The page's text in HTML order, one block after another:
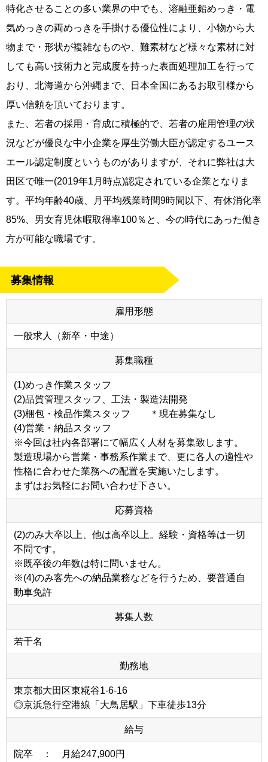
特化させることの多い業界の中でも、溶融亜鉛めっき・電
気めっきの両めっきを手掛ける優位性により、小物から大
物まで・形状が複雑なものや、難素材など様々な素材に対
しても高い技術力と完成度を持った表面処理加工を行って
おり、北海道から沖縄まで、日本全国にあるお取引様から
厚い信頼を頂いております。
また、若者の採用・育成に積極的で、若者の雇用管理の状
況などが優良な中小企業を厚生労働大臣が認定するユース
エール認定制度というものがありますが、それに弊社は大
田区で唯一(2019年1月時点)認定されている企業となりま
す。平均年齢40歳、月平均残業時間9時間以下、有休消化率
85%、男女育児休暇取得率100％と、今の時代にあった働き
方が可能な職場です。
募集情報
雇用形態
一般求人（新卒・中途）
募集職種
(1)めっき作業スタッフ
(2)品質管理スタッフ、工法・製造法開発
(3)梱包・検品作業スタッフ ＊現在募集なし
(4)営業・納品スタッフ
※今回は社内各部署にて幅広く人材を募集致します。
製造現場から営業・事務系作業まで、更に各人の適性や
性格に合わせた業務への配置を実施いたします。
まずはお気軽にお問い合わせ下さい。
応募資格
(2)のみ大卒以上、他は高卒以上。経験・資格等は一切
不問です。
※既卒後の年数は特に問いません。
※(4)のみ客先への納品業務などを行うため、要普通自
動車免許
募集人数
若干名
勤務地
東京都大田区東糀谷1-6-16
◎京浜急行空港線「大鳥居駅」下車徒歩13分
給与
院卒 ： 月給247,900円